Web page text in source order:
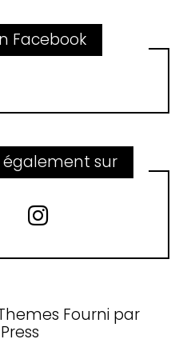
Facebook
également sur
Fourni par